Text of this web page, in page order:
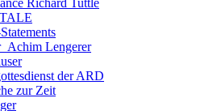
Richard Tuttle
Lengerer
der ARD
zur Zeit